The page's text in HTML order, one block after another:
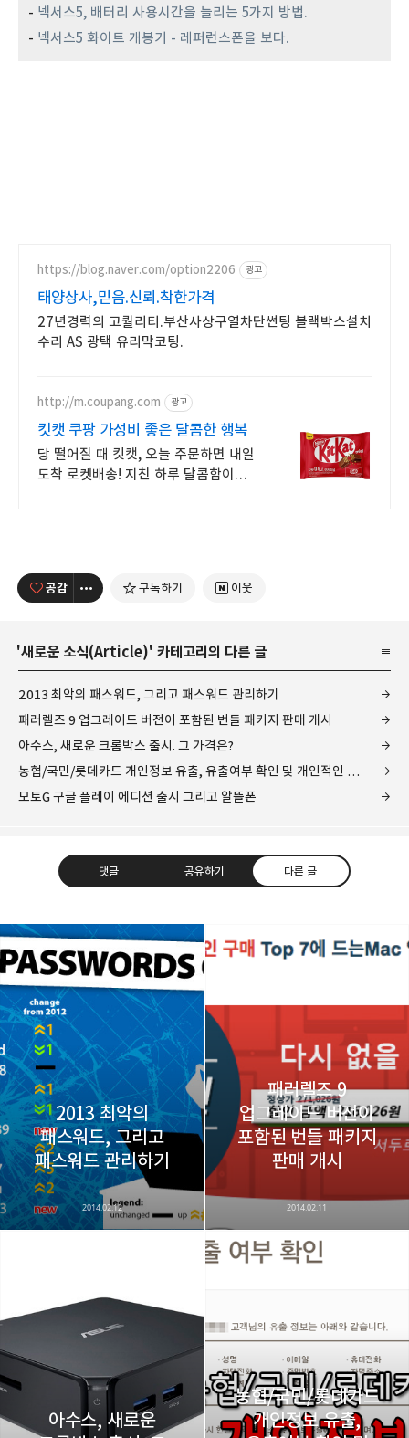
- 넥서스5, 배터리 사용시간을 늘리는 5가지 방법.
- 넥서스5 화이트 개봉기 - 레퍼런스폰을 보다.
https://blog.naver.com/option2206 광고
태양상사,믿음.신뢰.착한가격
27년경력의 고퀄리티.부산사상구열차단썬팅 블랙박스설치
수리 AS 광택 유리막코팅.
http://m.coupang.com 광고
킷캣 쿠팡 가성비 좋은 달콤한 행복
당 떨어질 때 킷캣, 오늘 주문하면 내일
도착 로켓배송! 지친 하루 달콤함이
공감 구독하기 이웃
'새로운 소식(Article)' 카테고리의 다른 글
2013 최악의 패스워드, 그리고 패스워드 관리하기
패러렐즈 9 업그레이드 버전이 포함된 번들 패키지 판매 개시
아수스, 새로운 크롬박스 출시. 그 가격은?
농협/국민/롯데카드 개인정보 유출, 유출여부 확인 및 개인적인 이야기
모토G 구글 플레이 에디션 출시 그리고 알뜰폰
댓글 공유하기 다른 글
레이니아
다방면의 깊은 관심과 얕은 이해도를 갖춘 보편적
비주류이자 진화하는 영원한 주변인.
구독하기
구독하기 카카오톡 트위터
카카오스토리 밴드 네이버 블로그
2013 최악의
패스워드, 그리고
패스워드 관리하기
2014.02.12
패러렐즈 9
업그레이드 버전이
포함된 번들 패키지
판매 개시
2014.02.11
아수스, 새로운
농협/국민/롯데카드
개인정보 유출,